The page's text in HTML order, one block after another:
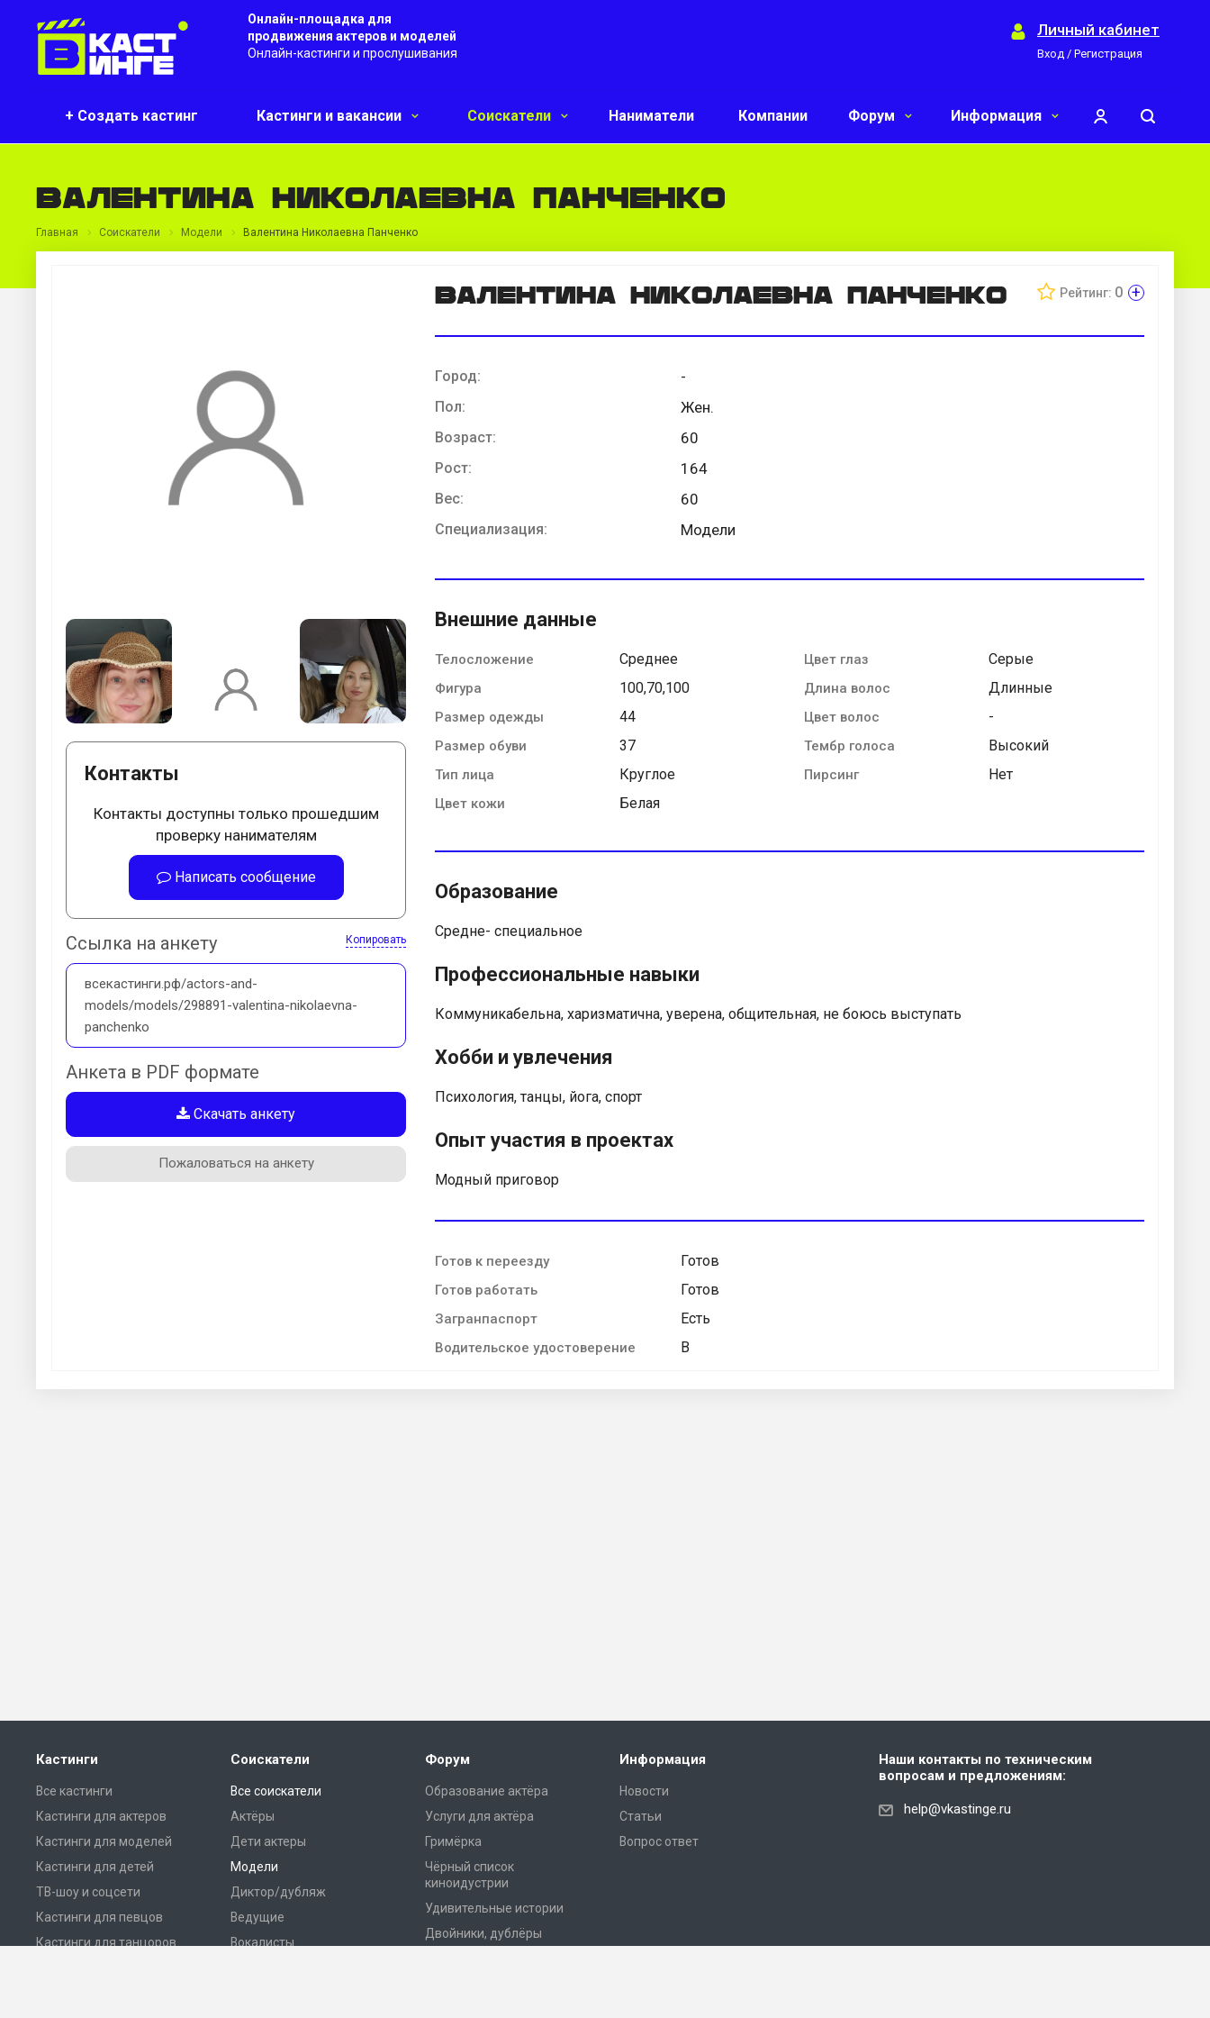
Онлайн-площадка для
продвижения актеров и моделей
Онлайн-кастинги и прослушивания
Личный кабинет
Вход / Регистрация
+ Создать кастинг Кастинги и вакансии Соискатели Наниматели Компании Форум Информация
Валентина Николаевна Панченко
Главная Соискатели Модели Валентина Николаевна Панченко
Контакты
Контакты доступны только прошедшим
проверку нанимателям
Написать сообщение
Ссылка на анкету Копировать
всекастинги.рф/actors-and-
models/models/298891-valentina-nikolaevna-
panchenko
Анкета в PDF формате
Скачать анкету
Пожаловаться на анкету
Валентина Николаевна Панченко Рейтинг: 0 +
Город: -
Пол: Жен.
Возраст: 60
Рост: 164
Вес: 60
Специализация: Модели
Внешние данные
Телосложение Среднее
Фигура 100,70,100
Размер одежды 44
Размер обуви 37
Тип лица Круглое
Цвет кожи Белая
Цвет глаз Серые
Длина волос Длинные
Цвет волос -
Тембр голоса Высокий
Пирсинг Нет
Образование
Средне- специальное
Профессиональные навыки
Коммуникабельна, харизматична, уверена, общительная, не боюсь выступать
Хобби и увлечения
Психология, танцы, йога, спорт
Опыт участия в проектах
Модный приговор
Готов к переезду Готов
Готов работать Готов
Загранпаспорт Есть
Водительское удостоверение B
Кастинги
Все кастинги
Кастинги для актеров
Кастинги для моделей
Кастинги для детей
ТВ-шоу и соцсети
Кастинги для певцов
Кастинги для танцоров
Соискатели
Все соискатели
Актёры
Дети актеры
Модели
Диктор/дубляж
Ведущие
Вокалисты
Форум
Образование актёра
Услуги для актёра
Гримёрка
Чёрный список
киноидустрии
Удивительные истории
Двойники, дублёры
Информация
Новости
Статьи
Вопрос ответ
Наши контакты по техническим
вопросам и предложениям:
help@vkastinge.ru